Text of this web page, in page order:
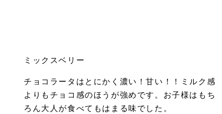
ミックスベリー
チョコラータはとにかく濃い！甘い！！ミルク感
よりもチョコ感のほうが強めです。お子様はもち
ろん大人が食べてもはまる味でした。